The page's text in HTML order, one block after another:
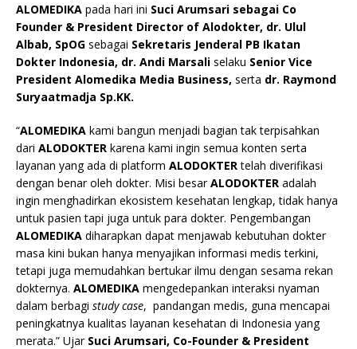
ALOMEDIKA pada hari ini Suci Arumsari sebagai Co
Founder & President Director of Alodokter, dr. Ulul
Albab, SpOG sebagai Sekretaris Jenderal PB Ikatan
Dokter Indonesia, dr. Andi Marsali selaku Senior Vice
President Alomedika Media Business, serta dr. Raymond
Suryaatmadja Sp.KK.
“ALOMEDIKA kami bangun menjadi bagian tak terpisahkan
dari ALODOKTER karena kami ingin semua konten serta
layanan yang ada di platform ALODOKTERtelah diverifikasi
dengan benar oleh dokter. Misi besarALODOKTER adalah
ingin menghadirkan ekosistem kesehatan lengkap, tidak hanya
untuk pasien tapi juga untuk para dokter. Pengembangan
ALOMEDIKA diharapkan dapat menjawab kebutuhan dokter
masa kini bukan hanya menyajikan informasi medis terkini,
tetapi juga memudahkan bertukar ilmu dengan sesama rekan
dokternya. ALOMEDIKA mengedepankan interaksi nyaman
dalam berbagi study case, pandangan medis, guna mencapai
peningkatnya kualitas layanan kesehatan di Indonesia yang
merata.” Ujar Suci Arumsari, Co-Founder & President